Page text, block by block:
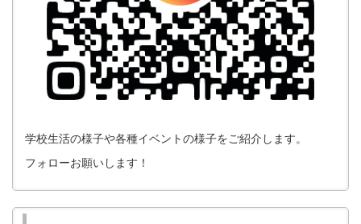
学校生活の様子や各種イベントの様子をご紹介します。
フォローお願いします！